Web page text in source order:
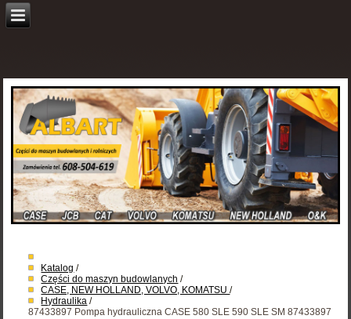
Katalog /
Części do maszyn budowlanych /
CASE, NEW HOLLAND, VOLVO, KOMATSU/
Hydraulika /
87433897 Pompa hydrauliczna CASE 580 SLE 590 SLE SM 87433897